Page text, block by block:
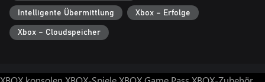
Intelligente Übermittlung Xbox – Erfolge
Xbox – Cloudspeicher